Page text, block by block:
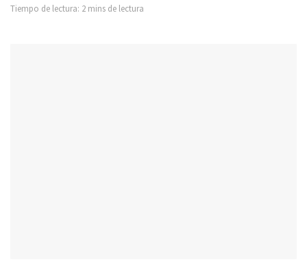
Tiempo de lectura: 2 mins de lectura